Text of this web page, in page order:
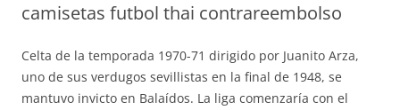
camisetas futbol thai contrareembolso
Celta de la temporada 1970-71 dirigido por Juanito Arza,
uno de sus verdugos sevillistas en la final de 1948, se
mantuvo invicto en Balaídos. La liga comenzaría con el